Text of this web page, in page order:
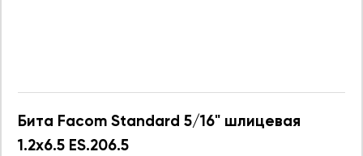
Бита Facom Standard 5/16" шлицевая
1.2х6.5 ES.206.5